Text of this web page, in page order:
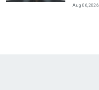
Aug 06, 2026